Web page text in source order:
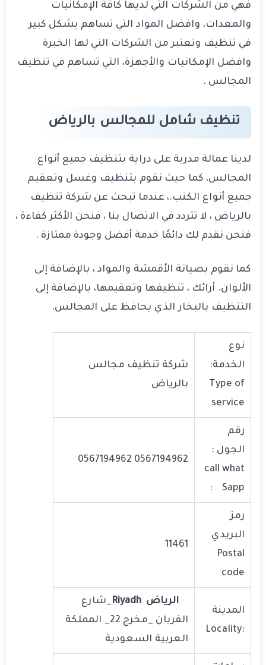
فهي من الشركات التي لديها كافة الإمكانيات
والمعدات، وافضل المواد التي تساهم بشكل كبير
في تنظيف وتعتبر من الشركات التي لها الخبرة
وافضل الإمكانيات والأجهزة، التي تساهم في تنظيف
المجالس .
تنظيف شامل للمجالس بالرياض
لدينا عمالة مدربة على دراية بتنظيف جميع أنواع
المجالس، كما حيث نقوم بتنظيف وغسل وتعقيم
جميع أنواع الكنب.، عندما تبحث عن شركة تنظيف
بالرياض ، لا تتردد في الاتصال بنا ، فنحن الأكثر كفاءة ،
فنحن نقدم لك دائمًا خدمة أفضل وجودة ممتازة .
كما نقوم بصيانة الأقمشة والمواد ، بالإضافة إلى
الألوان. أرائك ، تنظيفها وتعقيمها، بالإضافة إلى
التنظيف بالبخار الذي يحافظ على المجالس.
نوع
الخدمة:
Type of
service
شركة تنظيف مجالس
بالرياض
رقم
الجول :
call what
Sapp :
0567194962 0567194962
رمز
البريدي
Postal
code
11461
المدينة
:LocaIity
الرياض Riyadh_شارع
الفريان _مخرج 22_ المملكة
العربية السعودية